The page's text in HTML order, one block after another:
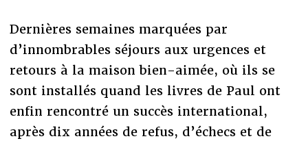
Dernières semaines marquées par
d’innombrables séjours aux urgences et
retours à la maison bien-aimée, où ils se
sont installés quand les livres de Paul ont
enfin rencontré un succès international,
après dix années de refus, d’échecs et de